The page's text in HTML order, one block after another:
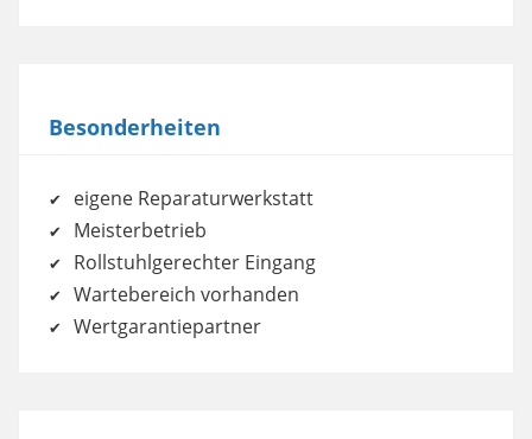
Besonderheiten
eigene Reparaturwerkstatt
Meisterbetrieb
Rollstuhlgerechter Eingang
Wartebereich vorhanden
Wertgarantiepartner